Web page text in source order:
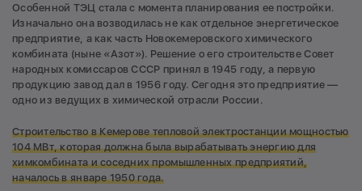
Особенной ТЭЦ стала с момента планирования ее постройки.
Изначально она возводилась не как отдельное энергетическое
предприятие, а как часть Новокемеровского химического
комбината (ныне «Азот»). Решение о его строительстве Совет
народных комиссаров СССР принял в 1945 году, а первую
продукцию завод дал в 1956 году. Сегодня это предприятие —
одно из ведущих в химической отрасли России.
Строительство в Кемерове тепловой электростанции мощностью
104 МВт, которая должна была вырабатывать энергию для
химкомбината и соседних промышленных предприятий,
началось в январе 1950 года.